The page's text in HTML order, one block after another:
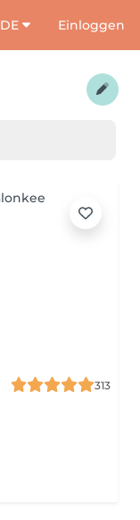
DE Einloggen
313